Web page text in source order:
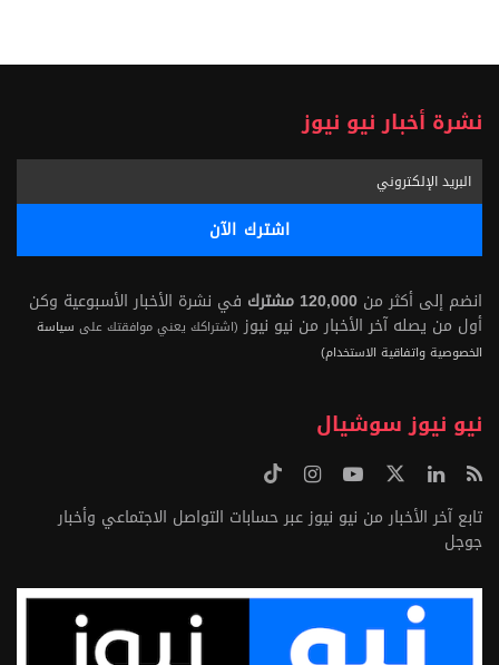
نشرة أخبار نيو نيوز
انضم إلى أكثر من 120,000 مشترك
في نشرة الأخبار الأسبوعية وكن
أول من يصله آخر الأخبار من نيو نيوز (اشتراكك يعني موافقتك على سياسة
الخصوصية واتفاقية الاستخدام)
نيو نيوز سوشيال
تابع آخر الأخبار من نيو نيوز عبر حسابات التواصل الاجتماعي وأخبار
جوجل